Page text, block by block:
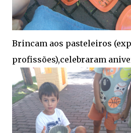
Brincam aos pasteleiros
profissões),celebraram